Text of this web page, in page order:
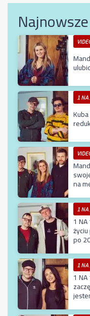
Najnowsze
1 NA
na
1 NA
1
po
1 NA
1